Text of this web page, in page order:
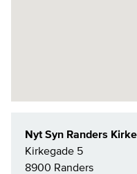
Nyt Syn Randers
Kirkegade 5
8900 Randers